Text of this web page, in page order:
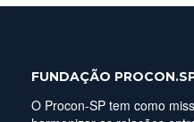
FUNDAÇÃO
O Procon-SP tem como